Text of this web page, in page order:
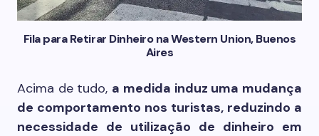
Fila para Retirar Dinheiro na Western Union, Buenos
Aires
Acima de tudo, a medida induz uma mudança
de comportamento nos turistas, reduzindo a
necessidade de utilização de dinheiro em